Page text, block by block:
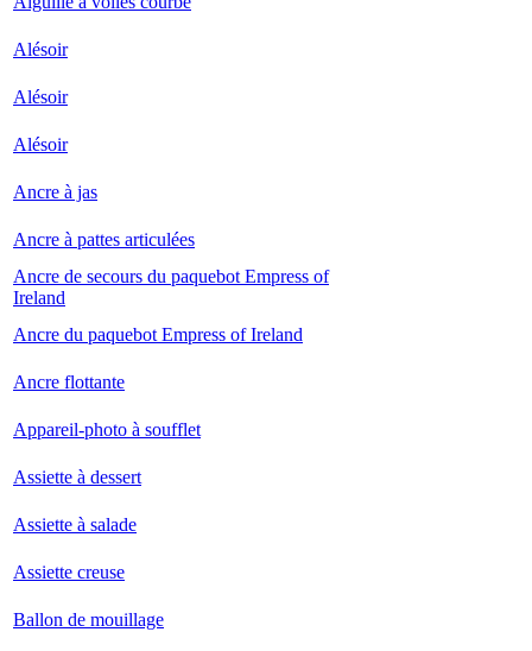
Alésoir
Alésoir
Alésoir
Ancre à jas
Ancre à pattes articulées
Ancre de secours du paquebot Empress of
Ireland
Ancre du paquebot Empress of Ireland
Ancre flottante
Appareil-photo à soufflet
Assiette à dessert
Assiette à salade
Assiette creuse
Ballon de mouillage